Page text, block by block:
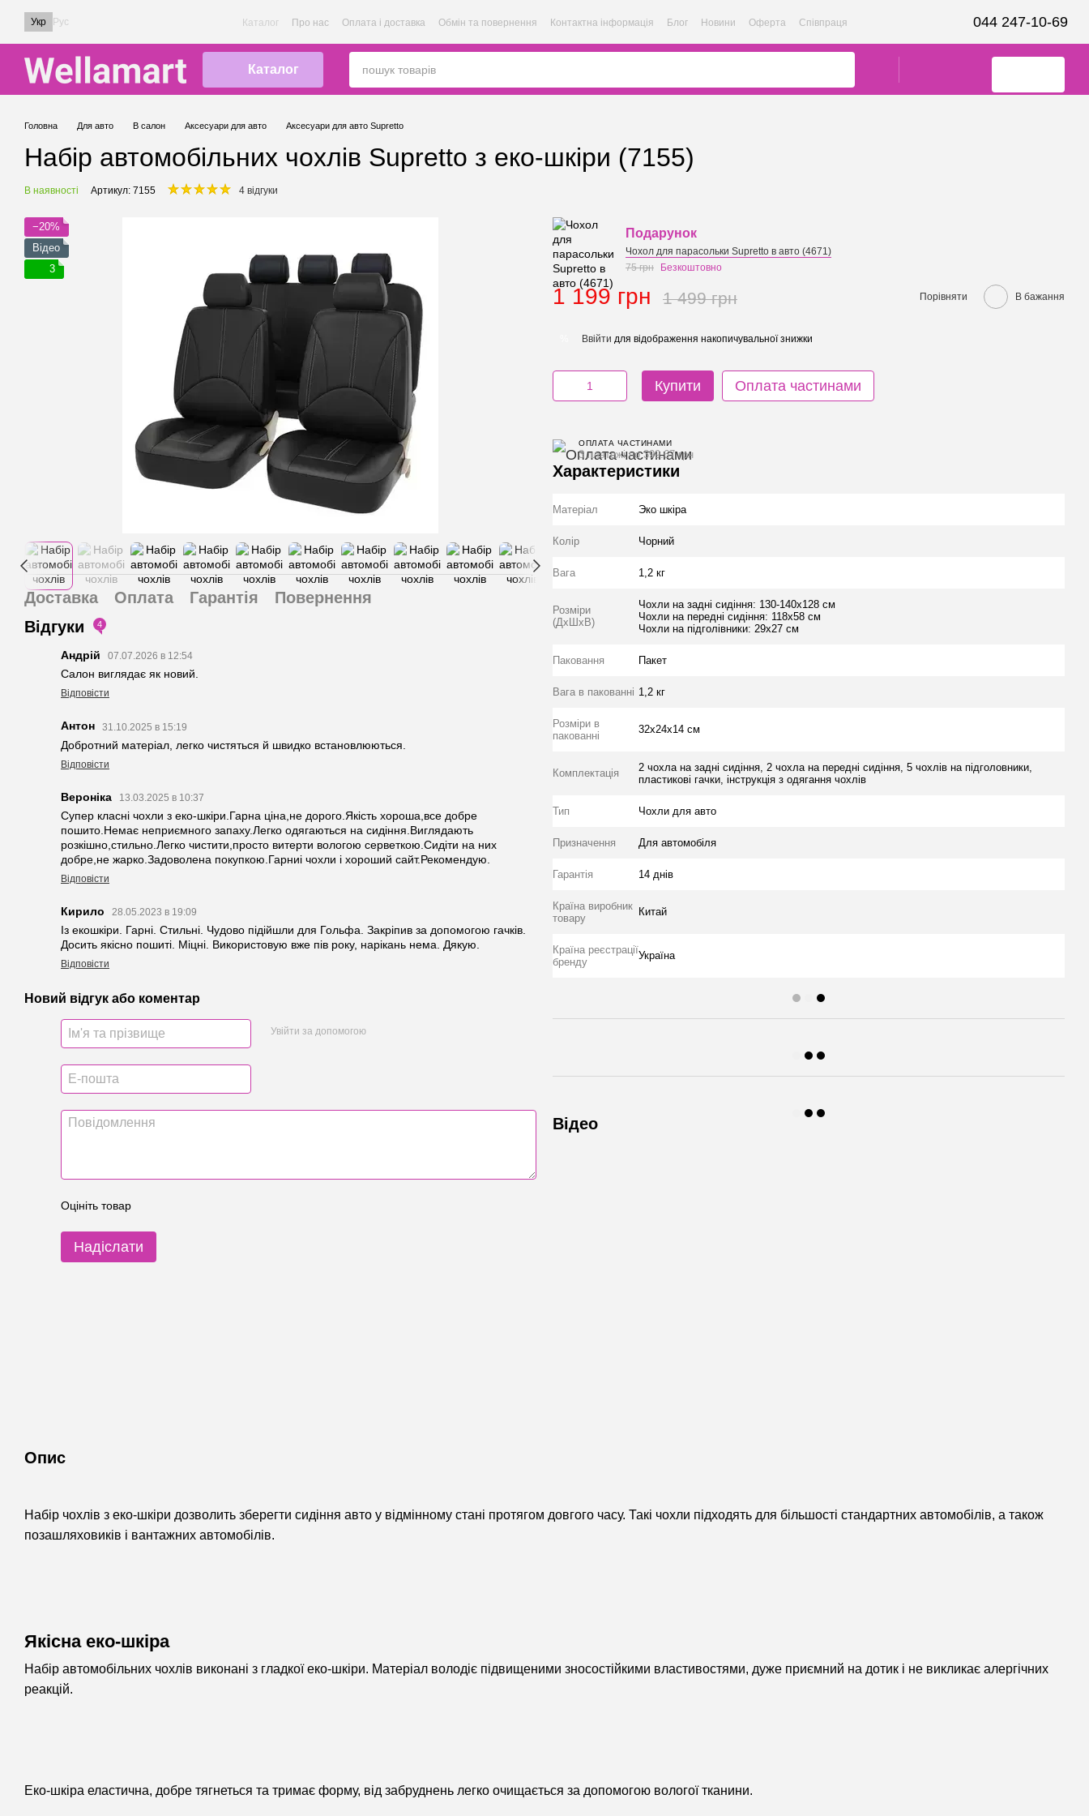
Перейти до основного контенту
Укр Рус Каталог Про нас Оплата і доставка Обмін та повернення Контактна інформація Блог Новини Оферта Співпраця 044 247-10-69
Каталог
Головна Для авто В салон Аксесуари для авто Аксесуари для авто Supretto
Набір автомобільних чохлів Supretto з еко-шкіри (7155)
В наявності Артикул: 7155 4 відгуки
−20%
Відео
3
Доставка Оплата Гарантія
Повернення
Відгуки
4
Андрій 07.07.2026 в 12:54
Салон виглядає як новий.
Відповісти
Антон 31.10.2025 в 15:19
Добротний матеріал, легко чистяться й швидко встановлюються.
Відповісти
Вероніка 13.03.2025 в 10:37
Супер класні чохли з еко-шкіри.Гарна ціна,не дорого.Якість хороша,все добре
пошито.Немає неприємного запаху.Легко одягаються на сидіння.Виглядають
розкішно,стильно.Легко чистити,просто витерти вологою серветкою.Сидіти на них
добре,не жарко.Задоволена покупкою.Гарниі чохли і хороший сайт.Рекомендую.
Відповісти
Кирило 28.05.2023 в 19:09
Із екошкіри. Гарні. Стильні. Чудово підійшли для Гольфа. Закріпив за допомогою гачків.
Досить якісно пошиті. Міцні. Використовую вже пів року, нарікань нема. Дякую.
Відповісти
Новий відгук або коментар
Увійти за допомогою
Оцініть товар
Надіслати
Подарунок
Чохол для парасольки Supretto в авто (4671)
75 грн
Безкоштовно
1 199 грн 1 499 грн Порівняти В бажання
Ввійти для відображення накопичувальної знижки
Купити Оплата частинами
ОПЛАТА ЧАСТИНАМИ
3 платежі по 399.67 грн
Характеристики
Матеріал Эко шкiра
Колiр Чорний
Вага 1,2 кг
Розміри
(ДхШхВ)
Чохли на задні сидіння: 130-140х128 см
Чохли на передні сидіння: 118х58 см
Чохли на підголівники: 29х27 см
Паковання Пакет
Вага в пакованні 1,2 кг
Розміри в
пакованні
32х24х14 см
Комплектація
2 чохла на задні сидіння, 2 чохла на передні сидіння, 5 чохлів на підголовники,
пластикові гачки, інструкція з одягання чохлів
Тип Чохли для авто
Призначення Для автомобіля
Гарантія 14 днів
Країна виробник
товару
Китай
Країна реєстрації
бренду
Україна
Відео
Опис
Набір чохлів з еко-шкіри дозволить зберегти сидіння авто у відмінному стані протягом довгого часу. Такі чохли підходять для більшості стандартних автомобілів, а також
позашляховиків і вантажних автомобілів.
Якісна еко-шкіра
Набір автомобільних чохлів виконані з гладкої еко-шкіри. Матеріал володіє підвищеними зносостійкими властивостями, дуже приємний на дотик і не викликає алергічних
реакцій.
Еко-шкіра еластична, добре тягнеться та тримає форму, від забруднень легко очищається за допомогою вологої тканини.